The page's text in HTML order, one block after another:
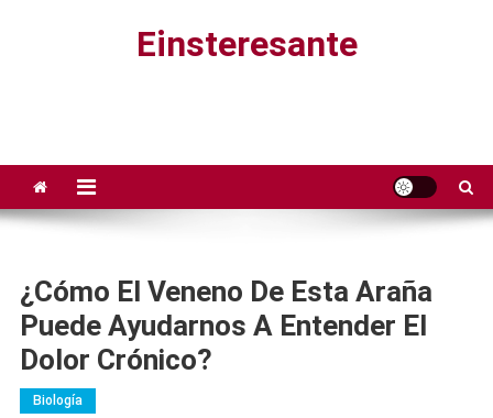
Einsteresante
¿Cómo El Veneno De Esta Araña
Puede Ayudarnos A Entender El
Dolor Crónico?
Biología